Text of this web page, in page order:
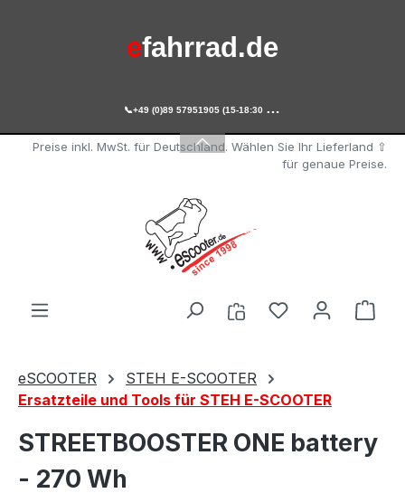
escooter.de
efahrrad.de

+49 (0)89 57951905 (15-18:30 Uhr)
Preise inkl. MwSt. für Deutschland. Wählen Sie Ihr Lieferland ⇧
für genaue Preise.
Du hast 0
eSCOOTER
STEH E-SCOOTER
Ersatzteile und Tools für STEH E-SCOOTER
STREETBOOSTER ONE battery
- 270 Wh